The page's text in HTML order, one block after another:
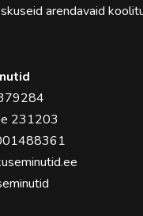
arendavaid
231203